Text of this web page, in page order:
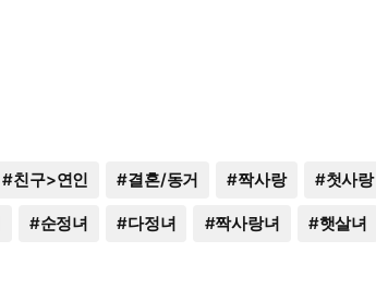
#친구>연인 #결혼/동거 #짝사랑 #첫사랑
#순정녀 #다정녀 #짝사랑녀 #햇살녀